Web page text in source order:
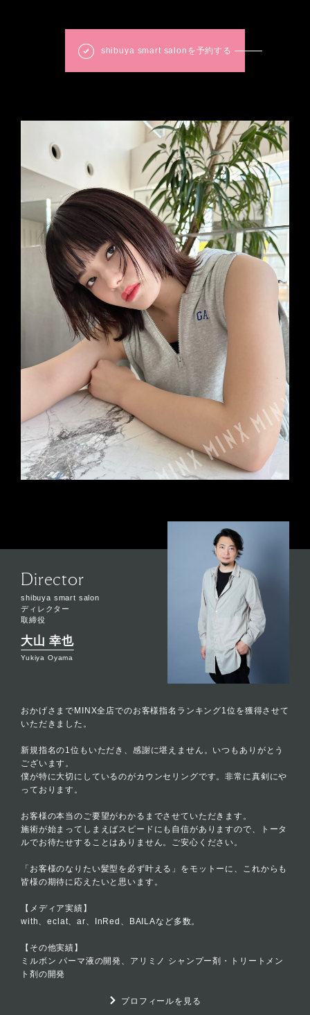
shibuya smart salonを予約する
Director
shibuya smart salon
ディレクター
取締役
大山 幸也
Yukiya Oyama
おかげさまでMINX全店でのお客様指名ランキング1位を獲得させて
いただきました。
新規指名の1位もいただき、感謝に堪えません。いつもありがとう
ございます。
僕が特に大切にしているのがカウンセリングです。非常に真剣にや
っております。
お客様の本当のご要望がわかるまでさせていただきます。
施術が始まってしまえばスピードにも自信がありますので、トータ
ルでお待たせすることはありません。ご安心ください。
「お客様のなりたい髪型を必ず叶える」をモットーに、これからも
皆様の期待に応えたいと思います。
【メディア実績】
with、eclat、ar、InRed、BAILAなど多数。
【その他実績】
ミルボン パーマ液の開発、アリミノ シャンプー剤・トリートメン
ト剤の開発
プロフィールを見る